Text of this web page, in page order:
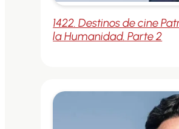
1422. Destinos de cine
la Humanidad. Parte 2